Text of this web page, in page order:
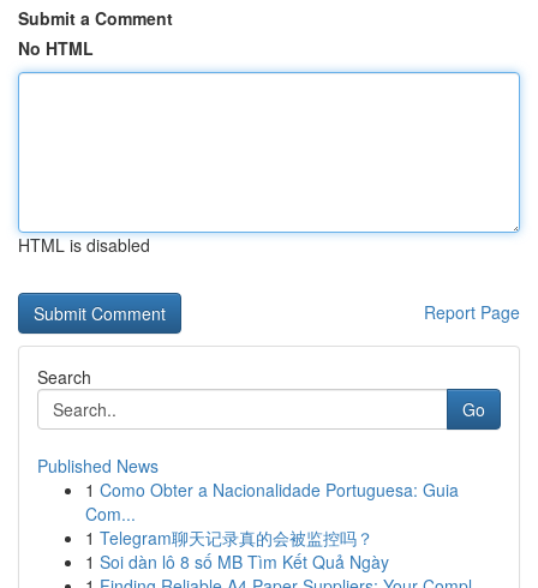
Submit a Comment
No HTML
HTML is disabled
Report Page
Search
Go
Published News
1 Como Obter a Nacionalidade Portuguesa: Guia
Com...
1 Telegram聊天记录真的会被监控吗？
1 Soi dàn lô 8 số MB Tìm Kết Quả Ngày